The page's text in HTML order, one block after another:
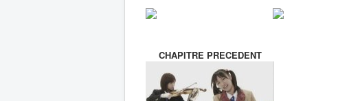
CHAPITRE PRECEDENT